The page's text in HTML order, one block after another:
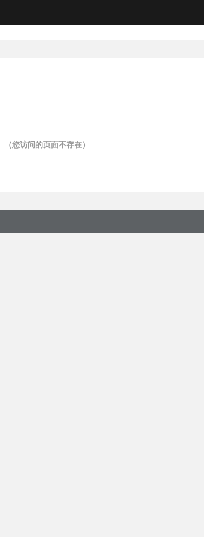
（您访问的页面不存在）